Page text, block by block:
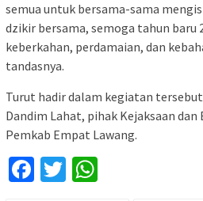
semua untuk bersama-sama
dzikir bersama, semoga tahun baru
keberkahan, perdamaian, dan
tandasnya.
Turut hadir dalam kegiatan
Dandim Lahat, pihak Kejaksaan dan
Pemkab Empat Lawang.
Facebook
Twitter